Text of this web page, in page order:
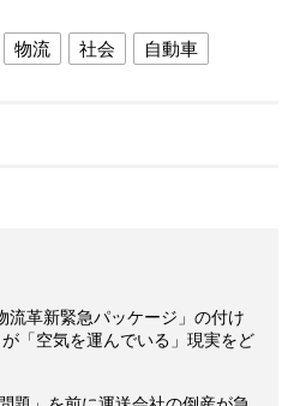
物流 社会 自動車
流革新緊急パッケージ」の付け
「空気を運んでいる」現実をど